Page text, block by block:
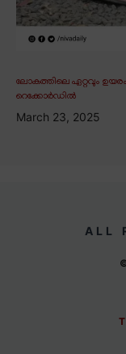
ലോകത്തിലെ ഏറ്റവും
റെക്കോർഡിൽ
March 23, 2025
ALL